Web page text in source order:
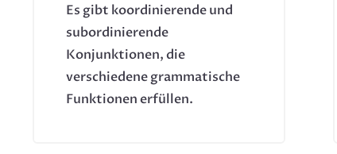
Es gibt koordinierende und
subordinierende
Konjunktionen, die
verschiedene grammatische
Funktionen erfüllen.